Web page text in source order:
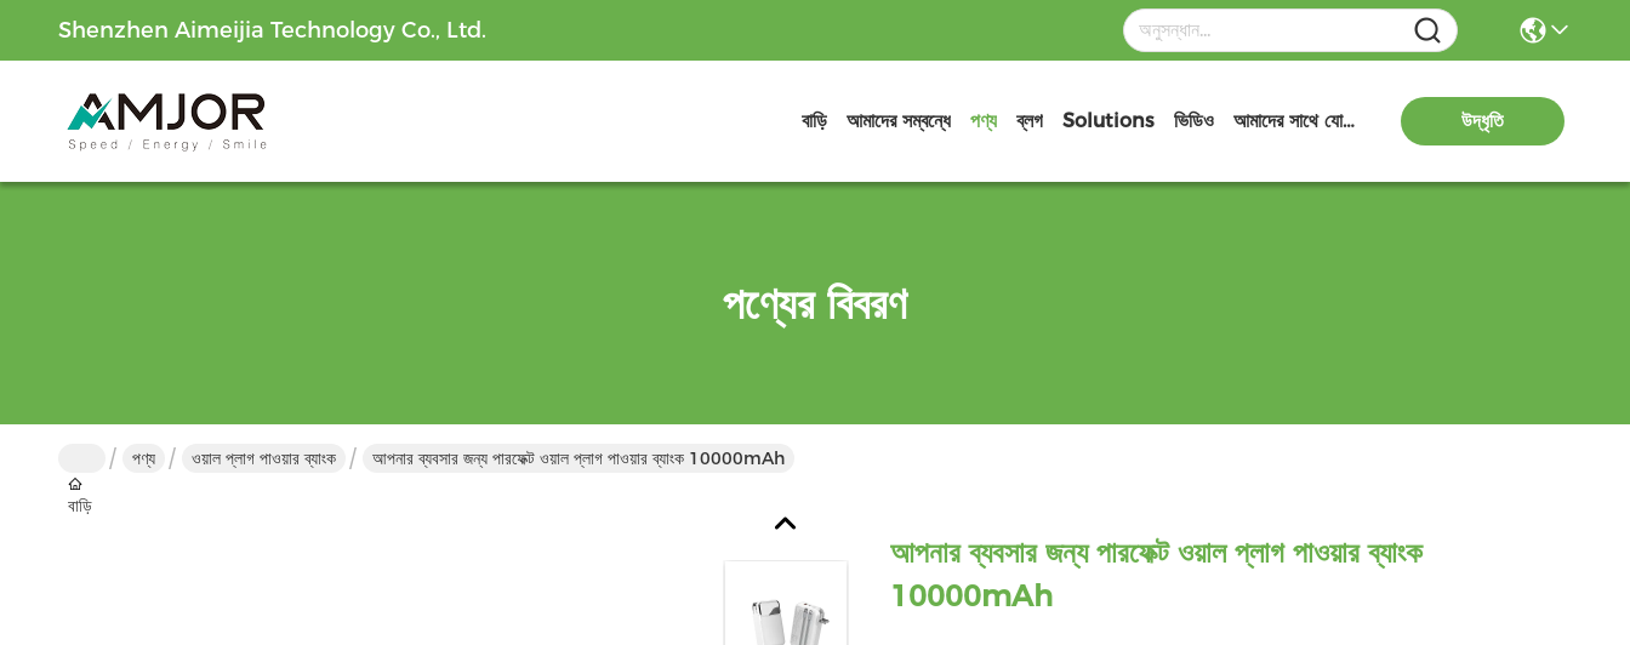
Shenzhen Aimeijia Technology Co., Ltd.
বাড়ি আমাদের সম্বন্ধে পণ্য ব্লগ Solutions ভিডিও আমাদের সাথে যোগাযোগ উদ্ধৃতি
পণ্যের বিবরণ
বাড়ি
পণ্য ওয়াল প্লাগ পাওয়ার ব্যাংক আপনার ব্যবসার জন্য পারফেক্ট ওয়াল প্লাগ পাওয়ার ব্যাংক 10000mAh
আপনার ব্যবসার জন্য পারফেক্ট ওয়াল প্লাগ পাওয়ার ব্যাংক
10000mAh